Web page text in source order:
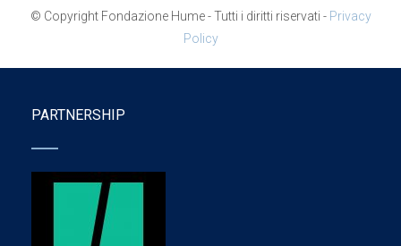
© Copyright Fondazione Hume - Tutti i diritti riservati - Privacy
Policy
PARTNERSHIP